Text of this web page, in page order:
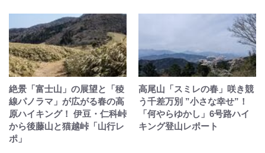
絶景「富士山」の展望と「稜
線パノラマ」が広がる春の高
原ハイキング！ 伊豆・仁科峠
から後藤山と猫越峠「山行レ
ポ」
高尾山「スミレの春」咲き競
う千差万別 ”小さな幸せ”！
「何やらゆかし」6号路ハイ
キング登山レポート